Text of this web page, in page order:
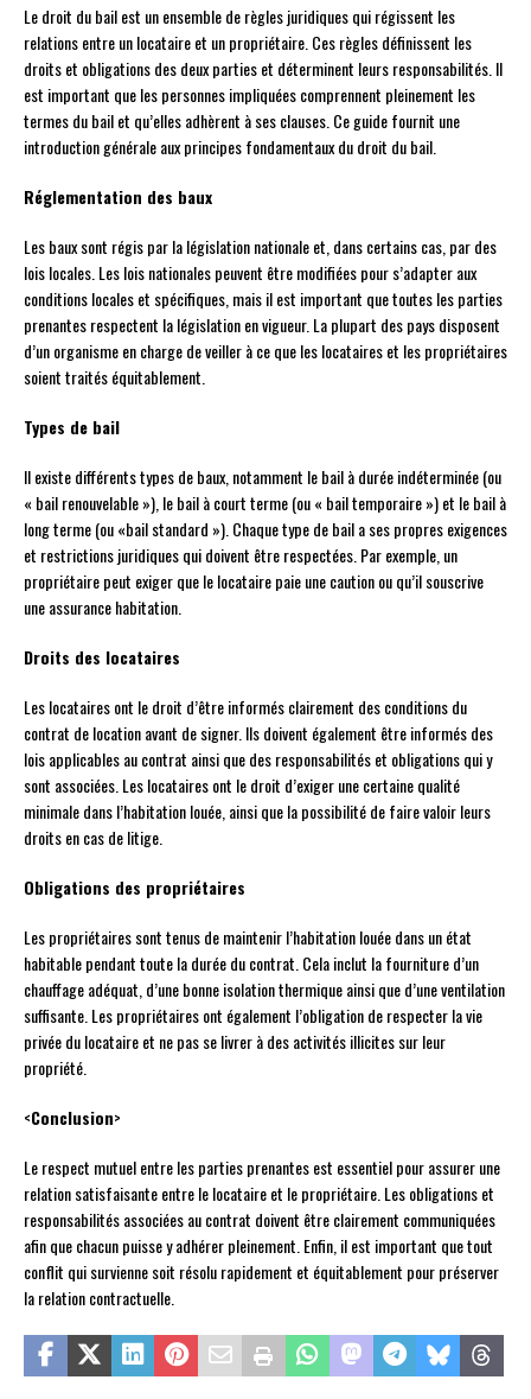
Le droit du bail est un ensemble de règles juridiques qui régissent les
relations entre un locataire et un propriétaire. Ces règles définissent les
droits et obligations des deux parties et déterminent leurs responsabilités. Il
est important que les personnes impliquées comprennent pleinement les
termes du bail et qu’elles adhèrent à ses clauses. Ce guide fournit une
introduction générale aux principes fondamentaux du droit du bail.
Réglementation des baux
Les baux sont régis par la législation nationale et, dans certains cas, par des
lois locales. Les lois nationales peuvent être modifiées pour s’adapter aux
conditions locales et spécifiques, mais il est important que toutes les parties
prenantes respectent la législation en vigueur. La plupart des pays disposent
d’un organisme en charge de veiller à ce que les locataires et les propriétaires
soient traités équitablement.
Types de bail
Il existe différents types de baux, notamment le bail à durée indéterminée (ou
« bail renouvelable »), le bail à court terme (ou « bail temporaire ») et le bail à
long terme (ou «bail standard »). Chaque type de bail a ses propres exigences
et restrictions juridiques qui doivent être respectées. Par exemple, un
propriétaire peut exiger que le locataire paie une caution ou qu’il souscrive
une assurance habitation.
Droits des locataires
Les locataires ont le droit d’être informés clairement des conditions du
contrat de location avant de signer. Ils doivent également être informés des
lois applicables au contrat ainsi que des responsabilités et obligations qui y
sont associées. Les locataires ont le droit d’exiger une certaine qualité
minimale dans l’habitation louée, ainsi que la possibilité de faire valoir leurs
droits en cas de litige.
Obligations des propriétaires
Les propriétaires sont tenus de maintenir l’habitation louée dans un état
habitable pendant toute la durée du contrat. Cela inclut la fourniture d’un
chauffage adéquat, d’une bonne isolation thermique ainsi que d’une ventilation
suffisante. Les propriétaires ont également l’obligation de respecter la vie
privée du locataire et ne pas se livrer à des activités illicites sur leur
propriété.
<Conclusion>
Le respect mutuel entre les parties prenantes est essentiel pour assurer une
relation satisfaisante entre le locataire et le propriétaire. Les obligations et
responsabilités associées au contrat doivent être clairement communiquées
afin que chacun puisse y adhérer pleinement. Enfin, il est important que tout
conflit qui survienne soit résolu rapidement et équitablement pour préserver
la relation contractuelle.